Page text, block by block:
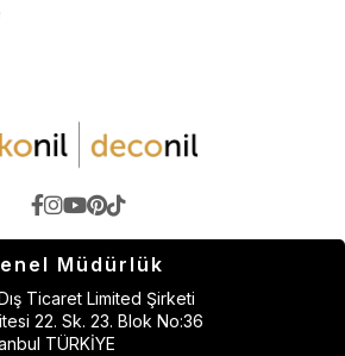
Müdürlük
Ticaret Limited Şirketi
22. Sk. 23. Blok No:36
TÜRKİYE